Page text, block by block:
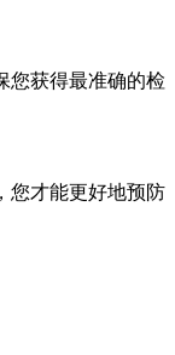
您获得最准确的检
您才能更好地预防